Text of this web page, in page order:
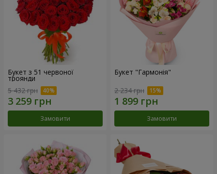
Букет з 51 червоної
троянди
5 432 грн
Замовити
Букет "Гармонія"
2 234 грн
Замовити